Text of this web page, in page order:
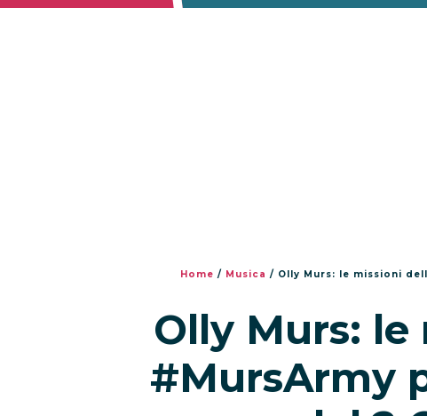
Home / Musica / Olly Murs: le missioni
Olly Murs: le
#MursArmy